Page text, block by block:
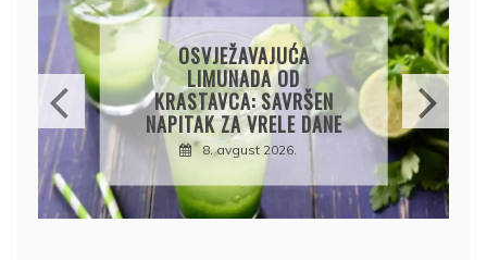
DANE
KROMPIRUŠA IZLIVAČA:
JEDNOSTAVNA PITA BEZ
KORA, HRSKAVA I
UKUSNA
8. avgust 2026.